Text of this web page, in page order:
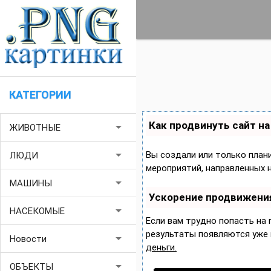
КАТЕГОРИИ
ЖИВОТНЫЕ arrow_drop_down
ЛЮДИ arrow_drop_down
МАШИНЫ arrow_drop_down
НАСЕКОМЫЕ arrow_drop_down
Новости arrow_drop_down
ОБЪЕКТЫ arrow_drop_down
Как продвинуть сайт
Вы создали или только
мероприятий, направленных
Ускорение
Если вам трудно попасть на
результаты появляются уже
деньги.